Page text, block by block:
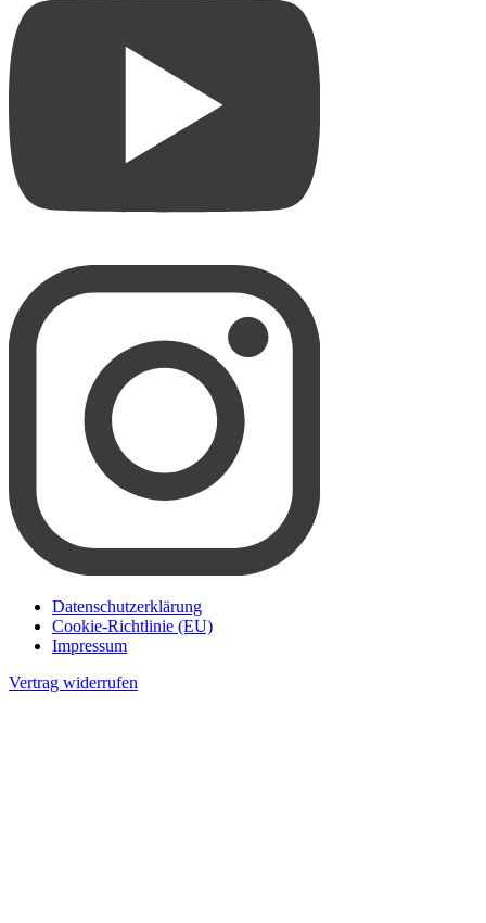
Datenschutzerklärung
Cookie-Richtlinie (EU)
Impressum
Vertrag widerrufen